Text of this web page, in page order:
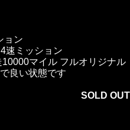
ョン
速ミッション
マイル フルオリジナル
良い状態です
SOLD OUT